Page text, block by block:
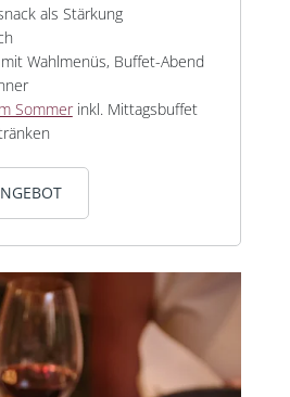
als Stärkung
Wahlmenüs, Buffet-Abend
Sommerinkl. Mittagsbuffet